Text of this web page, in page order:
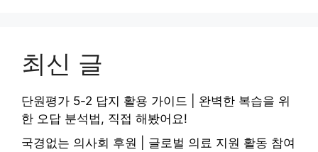
최신 글
단원평가 5-2 답지 활용 가이드 | 완벽한 복습을 위
한 오답 분석법, 직접 해봤어요!
국경없는 의사회 후원 | 글로벌 의료 지원 활동 참여